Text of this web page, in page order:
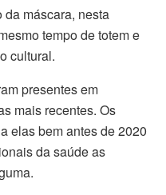
máscara, nesta
tempo de totem e
cultural.
presentes em
mais recentes. Os
elas bem antes de 2020
da saúde as